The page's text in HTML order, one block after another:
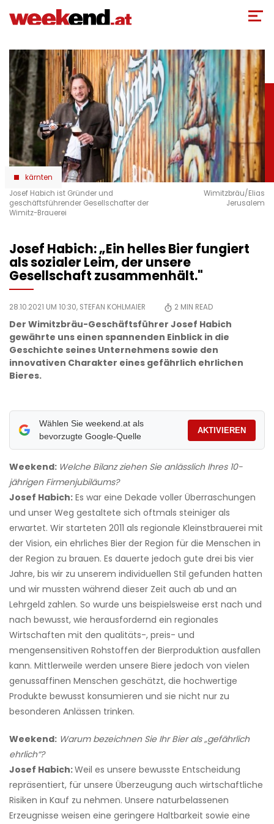
zum
kärnten
Josef Habich ist Gründer und
geschäftsführender Gesellschafter der
Wimitz-Brauerei
Wimitzbräu/Elias
Jerusalem
Josef Habich: „Ein helles Bier fungiert
als sozialer Leim, der unsere
Gesellschaft zusammenhält."
28.10.2021 UM 10:30, STEFAN KOHLMAIER 2 MIN READ
Der Wimitzbräu-Geschäftsführer Josef Habich
gewährte uns einen spannenden Einblick in die
Geschichte seines Unternehmens sowie den
innovativen Charakter eines gefährlich ehrlichen
Bieres.
Wählen Sie weekend.at als
bevorzugte Google-Quelle
AKTIVIEREN
Weekend: Welche Bilanz ziehen Sie anlässlich Ihres 10-
jährigen Firmenjubiläums?
Josef Habich: Es war eine Dekade voller Überraschungen
und unser Weg gestaltete sich oftmals steiniger als
erwartet. Wir starteten 2011 als regionale Kleinstbrauerei mit
der Vision, ein ehrliches Bier der Region für die Menschen in
der Region zu brauen. Es dauerte jedoch gute drei bis vier
Jahre, bis wir zu unserem individuellen Stil gefunden hatten
und wir mussten während dieser Zeit auch ab und an
Lehrgeld zahlen. So wurde uns beispielsweise erst nach und
nach bewusst, wie herausfordernd ein regionales
Wirtschaften mit den qualitäts-, preis- und
mengensensitiven Rohstoffen der Bierproduktion ausfallen
kann. Mittlerweile werden unsere Biere jedoch von vielen
genussaffinen Menschen geschätzt, die hochwertige
Produkte bewusst konsumieren und sie nicht nur zu
besonderen Anlässen trinken.
Weekend: Warum bezeichnen Sie Ihr Bier als „gefährlich
ehrlich“?
Josef Habich:Weil es unsere bewusste Entscheidung
repräsentiert, für unsere Überzeugung auch wirtschaftliche
Risiken in Kauf zu nehmen. Unsere naturbelassenen
Erzeugnisse weisen eine geringere Haltbarkeit sowie eine